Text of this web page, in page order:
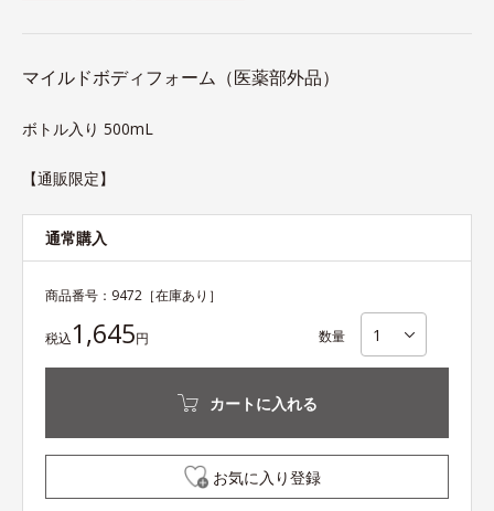
マイルドボディフォーム（医薬部外品）
ボトル入り 500mL
【通販限定】
通常購入
商品番号： 9472 ［在庫あり］
税込1,645円 数量
カートに入れる
お気に入り登録